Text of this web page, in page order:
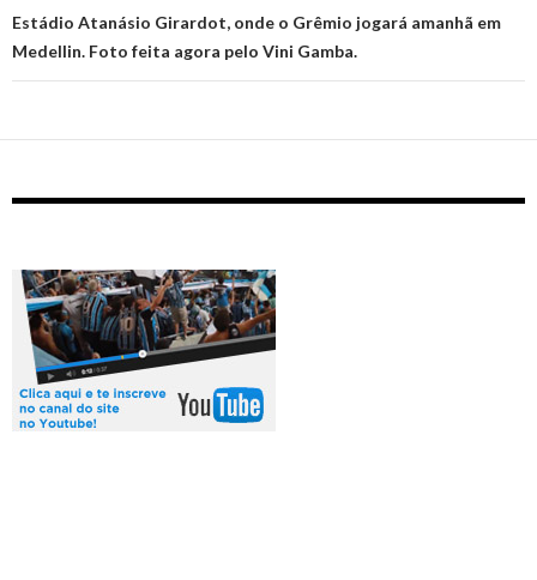
Estádio Atanásio Girardot, onde o Grêmio jogará amanhã em
Medellin. Foto feita agora pelo Vini Gamba.